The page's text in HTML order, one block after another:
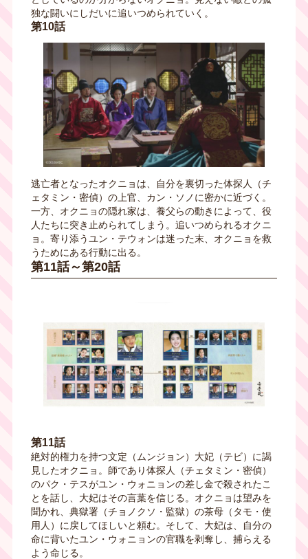
独な闘いにしだいに追いつめられていく。
第10話
逃亡者となったオクニョは、自分を裏切った体探人（チ
ェタミン・密偵）の上官、カン・ソノに密かに近づく。
一方、オクニョの隠れ家は、養父らの動きによって、役
人たちに突き止められてしまう。追いつめられるオクニ
ョ。寄り添うユン・テウォンは迷った末、オクニョを救
うためにある行動に出る。
第11話～第20話
第11話
絶対的権力を持つ文定（ムンジョン）大妃（テビ）に謁
見したオクニョ。師であり体探人（チェタミン・密偵）
のパク・テスがユン・ウォニョンの差し金で殺されたこ
とを話し、大妃はその言葉を信じる。オクニョは望みを
聞かれ、典獄署（チョノクソ・監獄）の茶母（タモ・使
用人）に戻してほしいと頼む。そして、大妃は、自分の
命に背いたユン・ウォニョンの官職を剥奪し、捕らえる
よう命じる。